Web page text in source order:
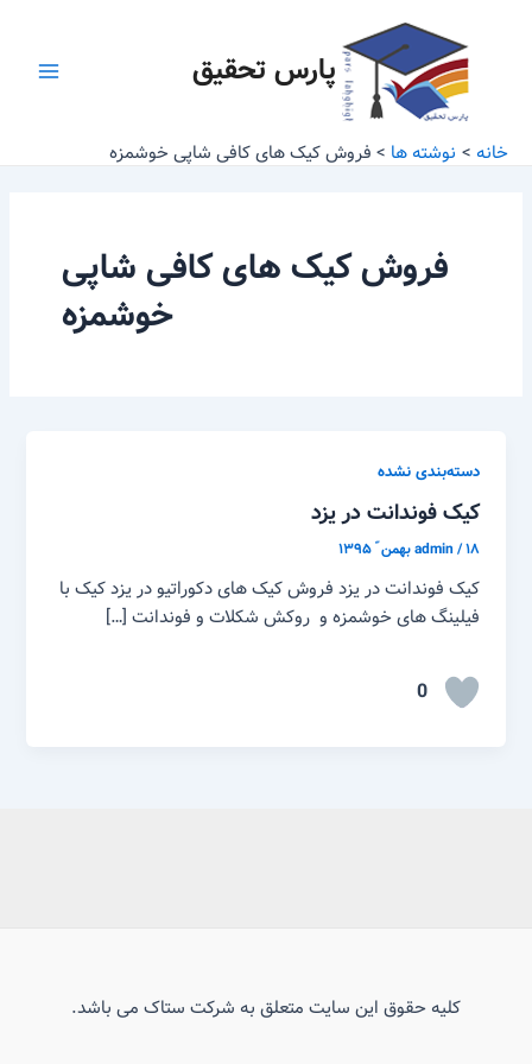
پارس تحقیق
خانه نوشته ها فروش کیک های کافی شاپی خوشمزه
فروش کیک های کافی شاپی
خوشمزه
دسته‌بندی نشده
کیک فوندانت در یزد
admin/۱۸ بهمن ّ ۱۳۹۵
کیک فوندانت در یزد فروش کیک های دکوراتیو در یزد کیک با
فیلینگ های خوشمزه و روکش شکلات و فوندانت […]
0
کلیه حقوق این سایت متعلق به شرکت ستاک می باشد.